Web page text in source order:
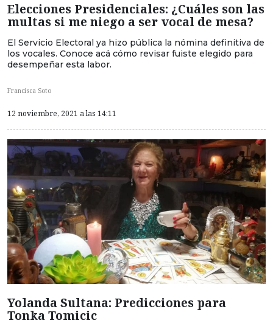
Elecciones Presidenciales: ¿Cuáles son las
multas si me niego a ser vocal de mesa?
El Servicio Electoral ya hizo pública la nómina definitiva de
los vocales. Conoce acá cómo revisar fuiste elegido para
desempeñar esta labor.
Francisca Soto
12 noviembre, 2021 a las 14:11
Yolanda Sultana: Predicciones para
Tonka Tomicic